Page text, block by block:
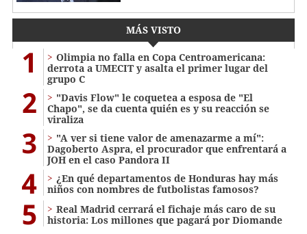
MÁS VISTO
1
Olimpia no falla en Copa Centroamericana:
derrota a UMECIT y asalta el primer lugar del
grupo C
2
"Davis Flow" le coquetea a esposa de "El
Chapo", se da cuenta quién es y su reacción se
viraliza
3
"A ver si tiene valor de amenazarme a mí":
Dagoberto Aspra, el procurador que enfrentará a
JOH en el caso Pandora II
4
¿En qué departamentos de Honduras hay más
niños con nombres de futbolistas famosos?
5
Real Madrid cerrará el fichaje más caro de su
historia: Los millones que pagará por Diomande